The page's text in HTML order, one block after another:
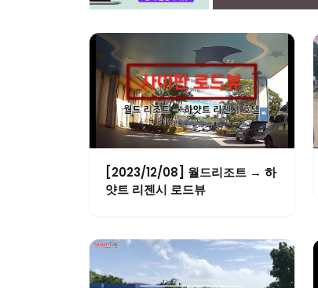
[2023/12/08] 월드리조트 → 하
얏트 리젠시 로드뷰